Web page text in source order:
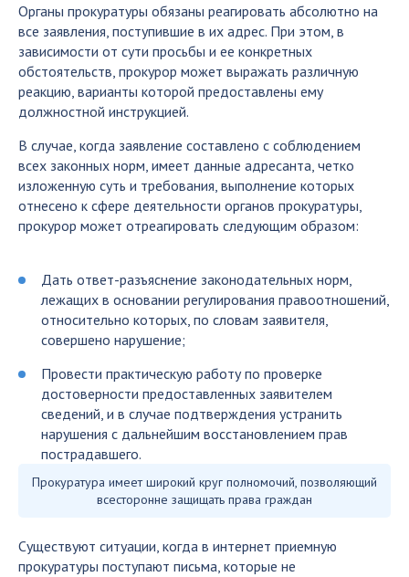
Органы прокуратуры обязаны реагировать абсолютно на
все заявления, поступившие в их адрес. При этом, в
зависимости от сути просьбы и ее конкретных
обстоятельств, прокурор может выражать различную
реакцию, варианты которой предоставлены ему
должностной инструкцией.
В случае, когда заявление составлено с соблюдением
всех законных норм, имеет данные адресанта, четко
изложенную суть и требования, выполнение которых
отнесено к сфере деятельности органов прокуратуры,
прокурор может отреагировать следующим образом:
Дать ответ-разъяснение законодательных норм,
лежащих в основании регулирования правоотношений,
относительно которых, по словам заявителя,
совершено нарушение;
Провести практическую работу по проверке
достоверности предоставленных заявителем
сведений, и в случае подтверждения устранить
нарушения с дальнейшим восстановлением прав
пострадавшего.
Прокуратура имеет широкий круг полномочий, позволяющий
всесторонне защищать права граждан
Существуют ситуации, когда в интернет приемную
прокуратуры поступают письма, которые не